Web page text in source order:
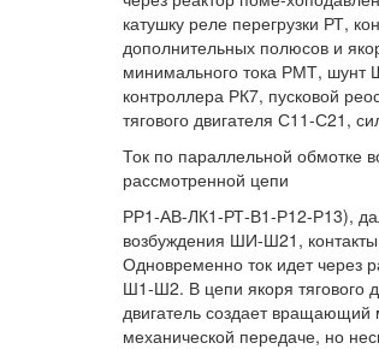
катушку реле перегрузки РТ,
дополнительных полюсов и
минимального тока РМТ, шунт
контроллера РК7, пусковой
тягового двигателя С11-С21,
Ток по параллельной обмотке
рассмотренной цепи
РР1-АВ-ЛК1-РТ-В1-Р12-Р13),
возбуждения ШИ-Ш21,
Одновременно ток идет через
Ш1-Ш2. В цепи якоря тягового
двигатель создает
механической передаче, но